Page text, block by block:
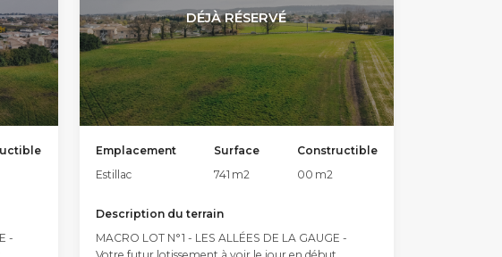
-
DÉJÀ RÉSERVÉ
Emplacement
Estillac
Surface
741 m2
Constructible
00 m2
Description du terrain
MACRO LOT N°1 - LES ALLÉES DE LA GAUGE -